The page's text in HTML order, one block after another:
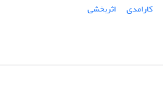
کارامدی
اثربخشی